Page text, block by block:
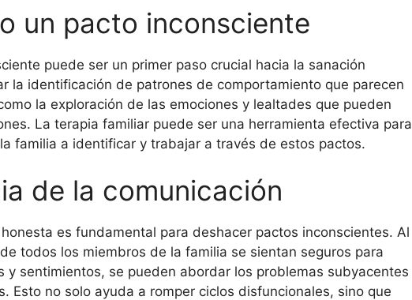
un pacto inconsciente
puede ser un primer paso crucial hacia la sanación
la identificación de patrones de comportamiento que parecen
la exploración de las emociones y lealtades que pueden
La terapia familiar puede ser una herramienta efectiva para
familia a identificar y trabajar a través de estos pactos.
de la comunicación
es fundamental para deshacer pactos inconscientes. Al
todos los miembros de la familia se sientan seguros para
y sentimientos, se pueden abordar los problemas subyacentes
Esto no solo ayuda a romper ciclos disfuncionales, sino que